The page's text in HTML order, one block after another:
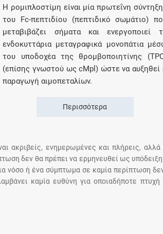
Η ρομιπλοστίμη είναι μία πρωτεΐνη
του Fc-πεπτιδίου (πεπτιδικό σωμάτιο)
μεταβιβάζει σήματα και ενεργοποιεί
ενδοκυττάρια μεταγραφικά μονοπάτια
του υποδοχέα της θρομβοποιητίνης
(επίσης γνωστού ως cMpl) ώστε να αυξηθεί
παραγωγή αιμοπεταλίων.
Περισσότερα
ακριβείς, ενημερωμένες και πλήρεις, αλλά
δεν θα πρέπει να ερμηνευθεί ως υπόδειξη
νόσο ή ένα σύμπτωμα σε καμία περίπτωση
καμία ευθύνη για οποιαδήποτε πτυχή